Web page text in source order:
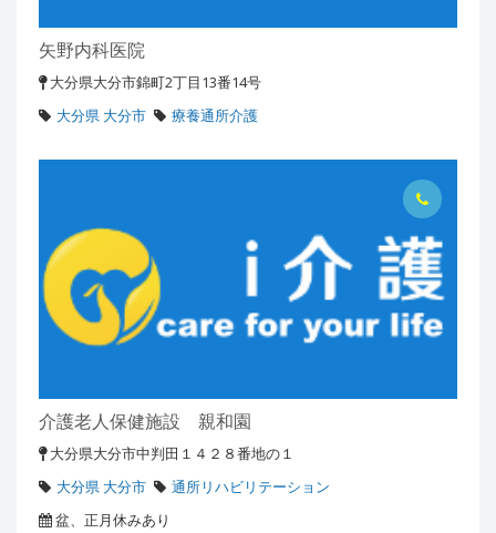
矢野内科医院
大分県大分市錦町2丁目13番14号
大分県 大分市
療養通所介護
介護老人保健施設 親和園
大分県大分市中判田１４２８番地の１
大分県 大分市
通所リハビリテーション
盆、正月休みあり